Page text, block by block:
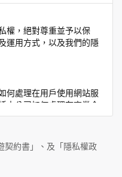
權，絕對尊重並予以保
運用方式，以及我們的隱
何處理在用戶使用網站服
本公司如何處理在商業合
別資料。隱私權保護政策
的廣告廠商連結，這些置
料。對於您主動提供的個
其個別的隱私權保護政
契約書」、及「隱私權政